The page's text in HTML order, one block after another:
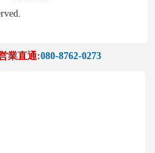
業直通:080-8762-0273